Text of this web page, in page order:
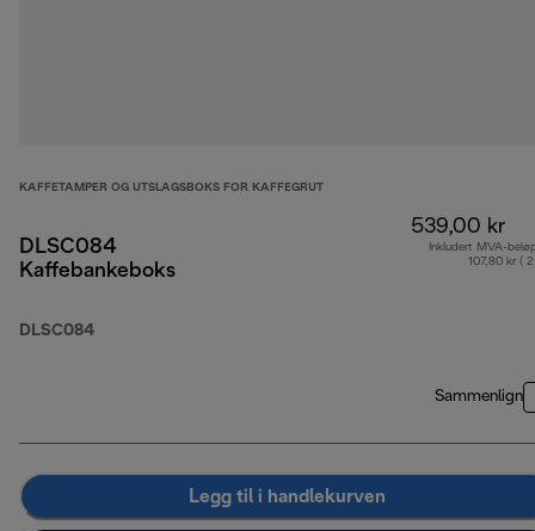
KAFFETAMPER OG UTSLAGSBOKS FOR KAFFEGRUT
DLSC084
Kaffebankeboks
DLSC084
539,00 kr
Inkludert MVA-
107,80 kr (
Sammenlign
Legg til i handlekurven